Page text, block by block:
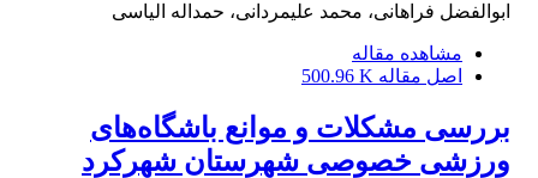
ابوالفضل فراهانی، محمد علیمردانی، حمداله الیاسی
مشاهده مقاله
اصل مقاله 500.96 K
بررسی مشکلات و موانع باشگاه‌های
ورزشی خصوصی شهرستان شهرکرد